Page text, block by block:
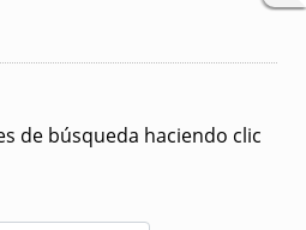
de búsqueda haciendo clic